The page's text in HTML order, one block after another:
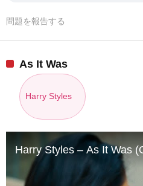
問題を報告する
As It Was
Harry Styles
Harry Styles – As It Was